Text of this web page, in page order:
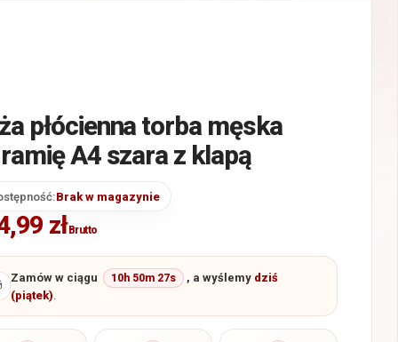
płócienna torba męska
A4 szara z klapą
Brak w magazynie
złBrutto
Zamów w ciągu 10h 50m 26s , a wyślemy dziś
(piątek).